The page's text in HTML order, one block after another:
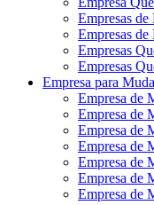
Empresas de
Empresas de
Empresas
Empresas
Empresa para
Empresa de
Empresa de
Empresa de
Empresa de
Empresa de
Empresa de
Empresa de